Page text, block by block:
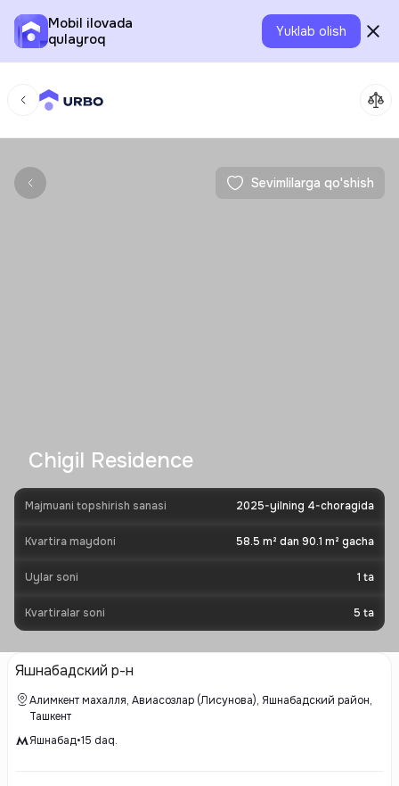
Mobil ilovada
qulayroq
Yuklab olish
Sevimlilarga qo'shish
Chigil Residence
Majmuani topshirish sanasi 2025-yilning 4-choragida
Kvartira maydoni 58.5 m² dan 90.1 m² gacha
Uylar soni 1 ta
Kvartiralar soni 5 ta
Яшнабадский р-н
Алимкент махалля, Авиасозлар (Лисунова), Яшнабадский район,
Ташкент
Яшнабад•15 daq.